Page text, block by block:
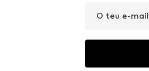
O teu e-mail